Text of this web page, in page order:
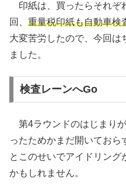
印紙は、買ったらそれぞ
回、 重量税印紙も自動車検
大変苦労したので、今回は
ました。
検査レーンへGo
第4ラウンドのはじまり
ったためかまだ開いておら
とこのせいでアイドリン
かもしれません。